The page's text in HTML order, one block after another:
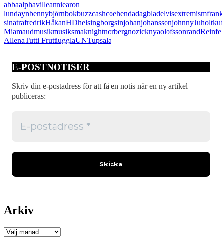
intressantare
än
centerextremism
abbaalphavilleanniearon
lundaynbennybjörnbokbuzzcashcoehendadagbladelvisextremism
sinatrafredrikHåkanHDhelsingborgsinjohanjohanssonjohnnyJuholt
Miamaudmusikmusiksmaknightnorbergnozicknyaolofssonrand
AllenaTutti FruttiugglaUNTupsala
E-POSTNOTISER
Skriv din e-postadress för att få en notis när en ny artikel
publiceras:
Arkiv
Arkiv